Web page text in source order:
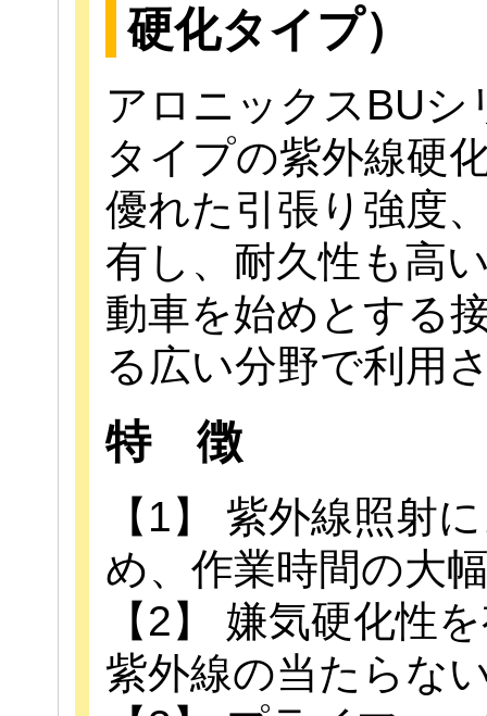
硬化タイプ）
アロニックスBUシ
タイプの紫外線硬
優れた引張り強度
有し、耐久性も高
動車を始めとする
る広い分野で利用
特 徴
【1】 紫外線照射
め、作業時間の大
【2】 嫌気硬化性
紫外線の当たらな